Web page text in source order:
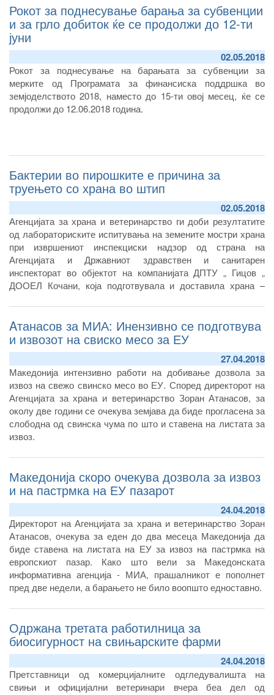
Рокот за поднесување барања за субвенции
и за грло добиток ќе се продолжи до 12-ти
јуни
02.05.2018
Рокот за поднесување на барањата за субвенции за
мерките од Програмата за финансиска поддршка во
земјоделството 2018, наместо до 15-ти овој месец, ќе се
продолжи до 12.06.2018 година.
Бактерии во пирошките е причина за
труењето со храна во штип
02.05.2018
Агенцијата за храна и ветеринарство ги доби резултатите
од лабораториските испитувања на земените мостри храна
при извршениот инспекциски надзор од страна на
Агенцијата и Државниот здравствен и санитарен
инспекторат во објектот на компанијата ДПТУ „ Гицов „
ДООЕЛ Кочани, која подготвувала и доставила храна –
беа затруени дваесеттина лица.
Aтанасов за МИА: Инензивно се подготвува
и извозот на свиско месо за ЕУ
27.04.2018
Македонија интензивно работи на добивање дозвола за
извоз на свежо свинско месо во ЕУ. Според директорот на
Агенцијата за храна и ветеринарство Зоран Атанасов, за
околу две години се очекува земјава да биде прогласена за
слободна од свинска чума по што и ставена на листата за
извоз.
– Почнаа активностите за проценка и зајакнување на
свињи.
Македонија скоро очекува дозвола за извоз
и на пастрмка на ЕУ пазарот
24.04.2018
Директорот на Агенцијата за храна и ветеринарство Зоран
Атанасов, очекува за еден до два месеца Македонија да
биде ставена на листата на ЕУ за извоз на пастрмка на
европскиот пазар. Како што вели за Македонската
информативна агенција - МИА, прашалникот е пополнет
пред две недели, а барањето не било воопшто едноставно.
Одржана третата работилница за
биосигурност на свињарските фарми
24.04.2018
Претставници од комерцијалните одгледувалишта на
свињи и официјални ветеринари вчера беа дел од